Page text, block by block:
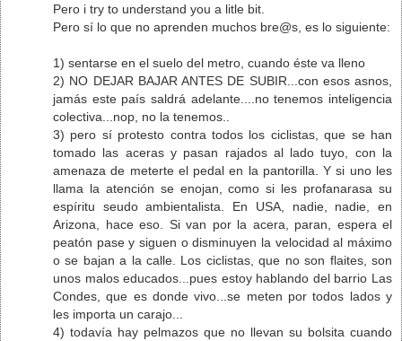
Pero i try to understand you a litle bit.
Pero sí lo que no aprenden muchos bre@s, es lo siguiente:
1) sentarse en el suelo del metro, cuando éste va lleno
2) NO DEJAR BAJAR ANTES DE SUBIR...con esos asnos,
jamás este país saldrá adelante....no tenemos inteligencia
colectiva...nop, no la tenemos..
3) pero sí protesto contra todos los ciclistas, que se han
tomado las aceras y pasan rajados al lado tuyo, con la
amenaza de meterte el pedal en la pantorilla. Y si uno les
llama la atención se enojan, como si les profanarasa su
espíritu seudo ambientalista. En USA, nadie, nadie, en
Arizona, hace eso. Si van por la acera, paran, espera el
peatón pase y siguen o disminuyen la velocidad al máximo
o se bajan a la calle. Los ciclistas, que no son flaites, son
unos malos educados...pues estoy hablando del barrio Las
Condes, que es donde vivo...se meten por todos lados y
les importa un carajo...
4) todavía hay pelmazos que no llevan su bolsita cuando